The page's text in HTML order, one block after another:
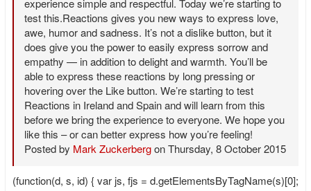
experience simple and respectful. Today we’re starting to
test this.Reactions gives you new ways to express love,
awe, humor and sadness. It’s not a dislike button, but it
does give you the power to easily express sorrow and
empathy — in addition to delight and warmth. You’ll be
able to express these reactions by long pressing or
hovering over the Like button. We’re starting to test
Reactions in Ireland and Spain and will learn from this
before we bring the experience to everyone. We hope you
like this – or can better express how you’re feeling!
Posted by Mark Zuckerbergon Thursday, 8 October 2015
(function(d, s, id) { var js, fjs = d.getElementsByTagName(s)[0];